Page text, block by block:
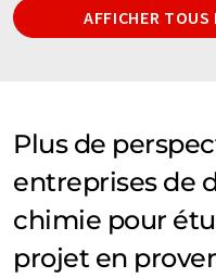
AFFICHER TOUS
Plus de
entreprises de
chimie pour
projet en